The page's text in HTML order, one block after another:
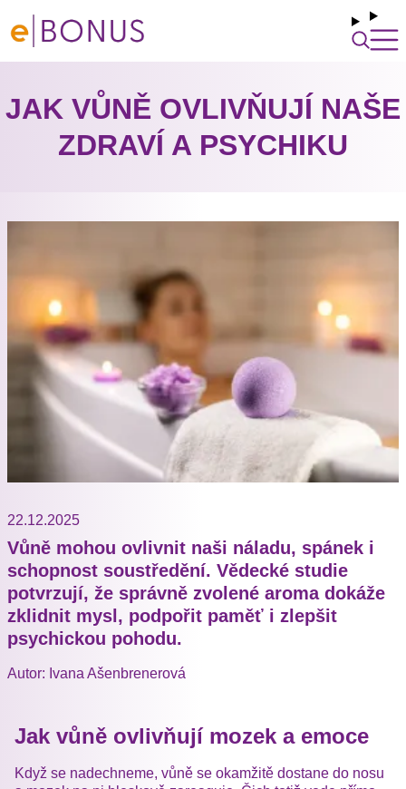
JAK VŮNĚ OVLIVŇUJÍ NAŠE
ZDRAVÍ A PSYCHIKU
22.12.2025
Vůně mohou ovlivnit naši náladu, spánek i
schopnost soustředění. Vědecké studie
potvrzují, že správně zvolené aroma dokáže
zklidnit mysl, podpořit paměť i zlepšit
psychickou pohodu.
Autor: Ivana Ašenbrenerová
Jak vůně ovlivňují mozek a emoce
Když se nadechneme, vůně se okamžitě dostane do nosu